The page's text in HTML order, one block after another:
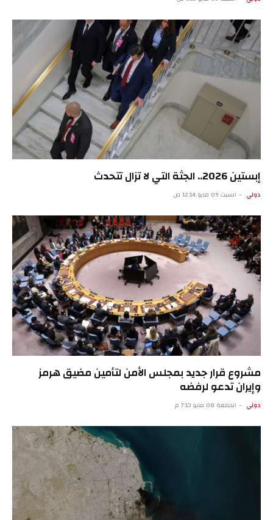
إبستين 2026.. الجثة التي لا تزال تتحدث
دولي السبت 09 مايو 12:14 ص
مشروع قرار جديد بمجلس الأمن لتأمين مضيق هرمز
وإيران تدعو لرفضه
دولي الجمعة 08 مايو 7:13 م